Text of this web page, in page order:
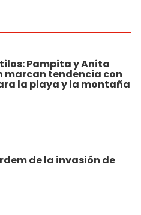
Pampita y Anita
marcan tendencia con
la playa y la montaña
de la invasión de